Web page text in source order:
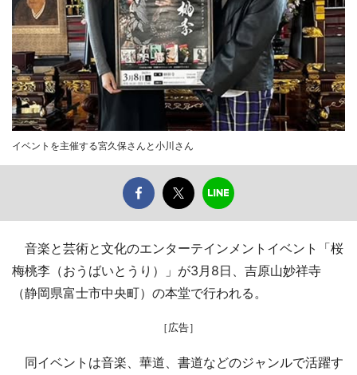
イベントを主催する宮久保さんと小川さん
音楽と芸術と文化のエンターテインメントイベント「桜
梅桃李（おうばいとうり）」が3月8日、吉原山妙祥寺
（静岡県富士市中央町）の本堂で行われる。
［広告］
同イベントは音楽、華道、書道などのジャンルで活躍す